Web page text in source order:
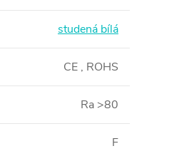
studená bílá
CE , ROHS
Ra >80
F